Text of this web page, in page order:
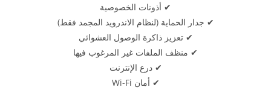
✔ أذونات الخصوصية
✔ جدار الحماية (لنظام الاندرويد المجمد فقط)
✔ تعزيز ذاكرة الوصول العشوائي
✔ منظف الملفات غير المرغوب فيها
✔ درع الإنترنت
✔ أمان Wi-Fi